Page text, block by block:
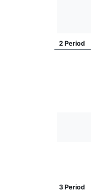
2 Period
3 Period